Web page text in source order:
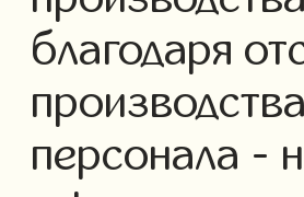
благодаря
персонала -